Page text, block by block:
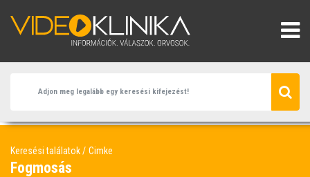
Keresési találatok Cimke
Fogmosás